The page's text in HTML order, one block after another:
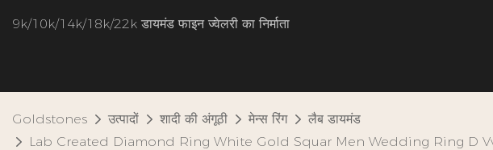
9k/10k/14k/18k/22k डायमंड फाइन ज्वेलरी का निर्माता
Goldstones उत्पादों शादी की अंगूठी मेन्स रिंग
लैब डायमंड
Lab Created Diamond Ring White Gold Squar Men Wedding Ring D